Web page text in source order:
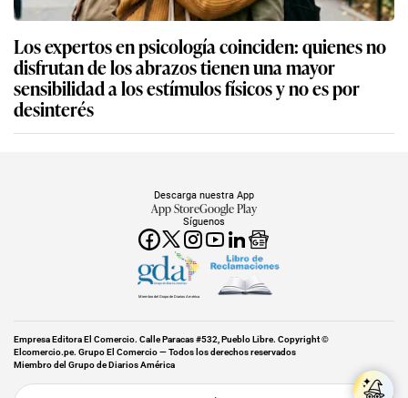
Los expertos en psicología coinciden: quienes no
disfrutan de los abrazos tienen una mayor
sensibilidad a los estímulos físicos y no es por
desinterés
Síguenos
Descarga nuestra App
App StoreGoogle Play
Miembro del Grupo de Diarios América
Empresa Editora El Comercio. Calle Paracas #532, Pueblo Libre. Copyright ©
Elcomercio.pe. Grupo El Comercio — Todos los derechos reservados
Miembro del Grupo de Diarios América